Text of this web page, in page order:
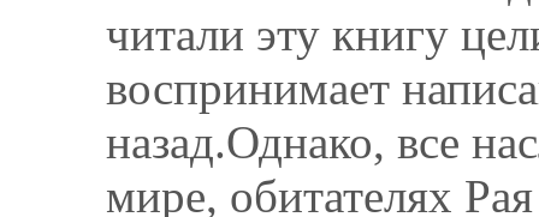
читали эту книгу
воспринимает
назад.Однако, все
мире, обитателях